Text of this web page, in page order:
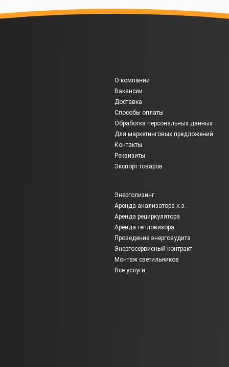
О компании
Вакансии
Доставка
Способы оплаты
Обработка персональных данных
Для маркетинговых предложений
Контакты
Реквизиты
Экспорт товаров
Энерголизинг
Аренда анализатора к.э.
Аренда рециркулятора
Аренда тепловизора
Проведение энергоаудита
Энергосервисный контракт
Монтаж светильников
Все услуги